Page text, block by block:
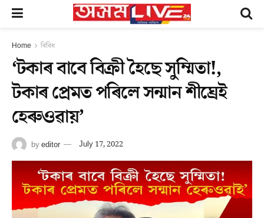
Home বিবিধ
‘টকাৰ বাবে বিক্ৰী হৈছে সুম্মিতা!,
টকাৰ প্ৰেমত পৰিলে সন্মান শীঘ্ৰেই
হেৰুওৱায়’
byeditor July 17, 2022